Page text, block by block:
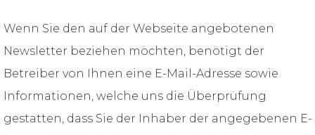
Wenn Sie den auf der Webseite angebotenen
Newsletter beziehen möchten, benötigt der
Betreiber von Ihnen eine E-Mail-Adresse sowie
Informationen, welche uns die Überprüfung
gestatten, dass Sie der Inhaber der angegebenen E-